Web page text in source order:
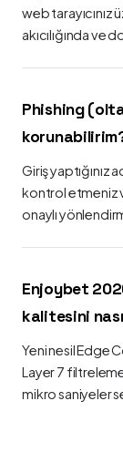
web
akıcılığında ve
Phishing
Giriş yaptığınız
kontrol etmeniz
onaylı
Enjoybet
kalitesini
Yeni nesil Edge
Layer 7
mikro saniyeler